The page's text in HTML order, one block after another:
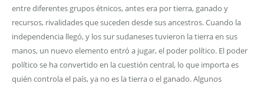
entre diferentes grupos étnicos, antes era por tierra, ganado y
recursos, rivalidades que suceden desde sus ancestros. Cuando la
independencia llegó, y los sur sudaneses tuvieron la tierra en sus
manos, un nuevo elemento entró a jugar, el poder político. El poder
político se ha convertido en la cuestión central, lo que importa es
quién controla el país, ya no es la tierra o el ganado. Algunos